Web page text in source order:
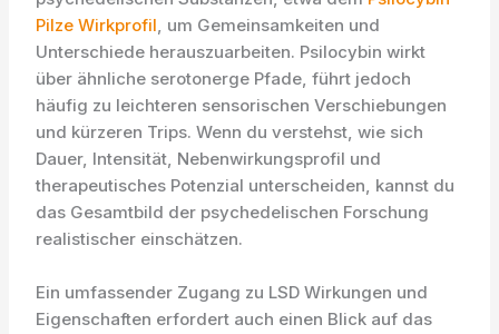
Pilze Wirkprofil, um Gemeinsamkeiten und
Unterschiede herauszuarbeiten. Psilocybin wirkt
über ähnliche serotonerge Pfade, führt jedoch
häufig zu leichteren sensorischen Verschiebungen
und kürzeren Trips. Wenn du verstehst, wie sich
Dauer, Intensität, Nebenwirkungsprofil und
therapeutisches Potenzial unterscheiden, kannst du
das Gesamtbild der psychedelischen Forschung
realistischer einschätzen.
Ein umfassender Zugang zu LSD Wirkungen und
Eigenschaften erfordert auch einen Blick auf das